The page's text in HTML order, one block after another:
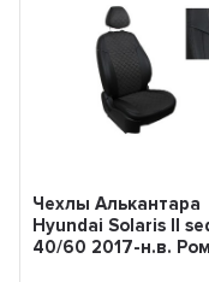
Чехлы Алькантара
Hyundai Solaris II
40/60 2017-н.в.